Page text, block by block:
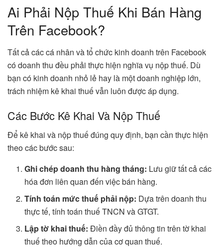
Ai Phải Nộp Thuế Khi Bán Hàng
Trên Facebook?
Tất cả các cá nhân và tổ chức kinh doanh trên Facebook
có doanh thu đều phải thực hiện nghĩa vụ nộp thuế. Dù
bạn có kinh doanh nhỏ lẻ hay là một doanh nghiệp lớn,
trách nhiệm kê khai thuế vẫn luôn được áp dụng.
Các Bước Kê Khai Và Nộp Thuế
Để kê khai và nộp thuế đúng quy định, bạn cần thực hiện
theo các bước sau:
Ghi chép doanh thu hàng tháng: Lưu giữ tất cả các
hóa đơn liên quan đến việc bán hàng.
Tính toán mức thuế phải nộp: Dựa trên doanh thu
thực tế, tính toán thuế TNCN và GTGT.
Lập tờ khai thuế: Điền đầy đủ thông tin trên tờ khai
thuế theo hướng dẫn của cơ quan thuế.